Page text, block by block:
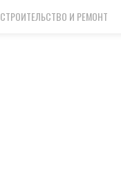
СТРОИТЕЛЬСТВО И РЕМОНТ